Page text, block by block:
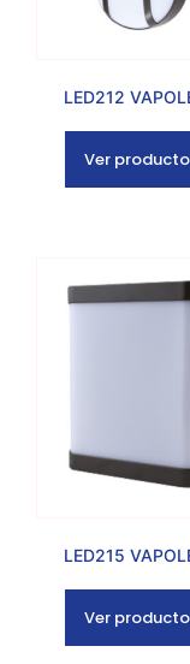
LED212
Ver
LED215
Ver